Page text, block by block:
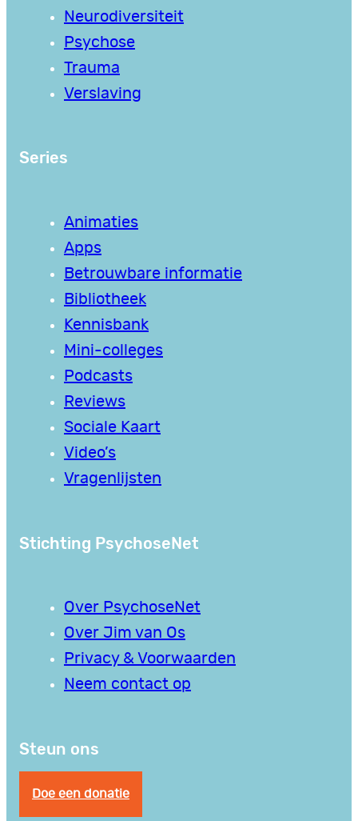
Neurodiversiteit
Psychose
Trauma
Verslaving
Series
Animaties
Apps
Betrouwbare informatie
Bibliotheek
Kennisbank
Mini-colleges
Podcasts
Reviews
Sociale Kaart
Video’s
Vragenlijsten
Stichting PsychoseNet
Over PsychoseNet
Over Jim van Os
Privacy & Voorwaarden
Neem contact op
Steun ons
Doe een donatie